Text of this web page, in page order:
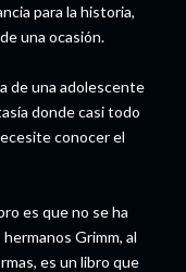
para la historia,
una ocasión.
de una adolescente
donde casi todo
conocer el
es que no se ha
Grimm, al
es un libro que